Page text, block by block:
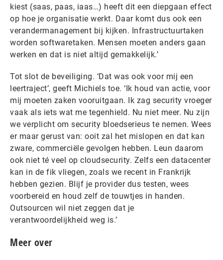
kiest (saas, paas, iaas…) heeft dit een diepgaan effect
op hoe je organisatie werkt. Daar komt dus ook een
verandermanagement bij kijken. Infrastructuurtaken
worden softwaretaken. Mensen moeten anders gaan
werken en dat is niet altijd gemakkelijk.’
Tot slot de beveiliging. ‘Dat was ook voor mij een
leertraject’, geeft Michiels toe. ‘Ik houd van actie, voor
mij moeten zaken vooruitgaan. Ik zag security vroeger
vaak als iets wat me tegenhield. Nu niet meer. Nu zijn
we verplicht om security bloedserieus te nemen. Wees
er maar gerust van: ooit zal het mislopen en dat kan
zware, commerciële gevolgen hebben. Leun daarom
ook niet té veel op cloudsecurity. Zelfs een datacenter
kan in de fik vliegen, zoals we recent in Frankrijk
hebben gezien. Blijf je provider dus testen, wees
voorbereid en houd zelf de touwtjes in handen.
Outsourcen wil niet zeggen dat je
verantwoordelijkheid weg is.’
Meer over